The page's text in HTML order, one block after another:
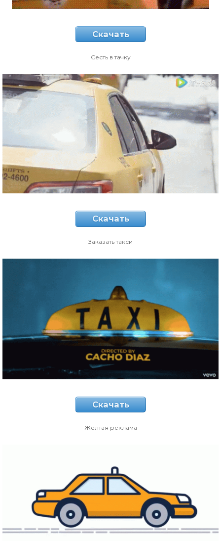
Скачать
Сесть в тачку
Скачать
Заказать такси
Скачать
Жёлтая реклама